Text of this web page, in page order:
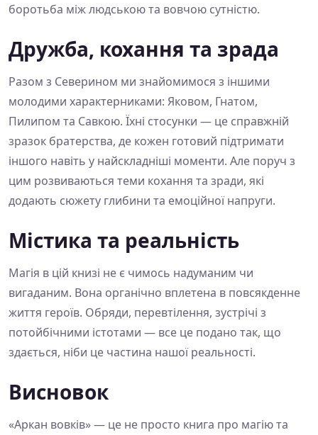
боротьба між людською та вовчою сутністю.
Дружба, кохання та зрада
Разом з Северином ми знайомимося з іншими
молодими характерниками: Яковом, Гнатом,
Пилипом та Савкою. Їхні стосунки — це справжній
зразок братерства, де кожен готовий підтримати
іншого навіть у найскладніші моменти. Але поруч з
цим розвиваються теми кохання та зради, які
додають сюжету глибини та емоційної напруги.
Містика та реальність
Магія в цій книзі не є чимось надуманим чи
вигаданим. Вона органічно вплетена в повсякденне
життя героїв. Обряди, перевтілення, зустрічі з
потойбічними істотами — все це подано так, що
здається, ніби це частина нашої реальності.
Висновок
«Аркан вовків» — це не просто книга про магію та